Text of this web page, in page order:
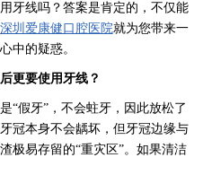
牙线吗？答案是肯定的，不仅能
深圳爱康健口腔医院就为您带来一
中的疑惑。
更要使用牙线？
“假牙”，不会蛀牙，因此放松了
冠本身不会龋坏，但牙冠边缘与
极易存留的“重灾区”。如果清洁